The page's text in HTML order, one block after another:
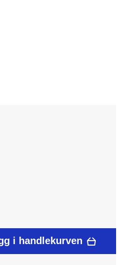
i handlekurven